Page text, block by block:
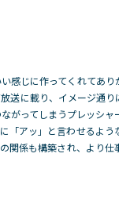
感じに作ってくれてあり
送に載り、イメージ通り
ってしまうプレッシャ
「アッ」と言わせるよう
関係も構築され、より仕